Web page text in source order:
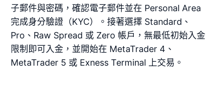
子郵件與密碼，確認電子郵件並在 Personal Area
完成身分驗證（KYC）。接著選擇 Standard、
Pro、Raw Spread 或 Zero 帳戶，無最低初始入金
限制即可入金，並開始在 MetaTrader 4、
MetaTrader 5 或 Exness Terminal 上交易。